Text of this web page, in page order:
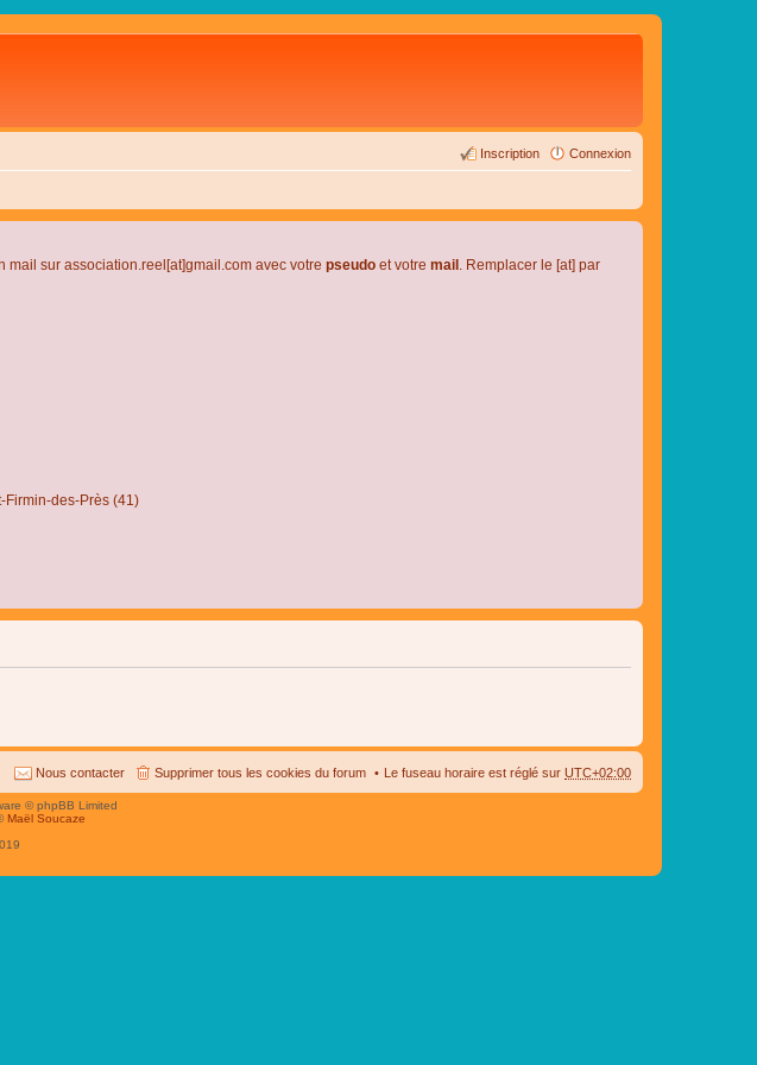
Connexion
Inscription
mail sur association.reel[at]gmail.com avec votre pseudo et votre mail . Remplacer le [at] par
Firmin-des-Près (41)
Le fuseau horaire est réglé sur UTC+02:00
Supprimer tous les cookies du forum
Nous contacter
© phpBB Limited
Maël Soucaze